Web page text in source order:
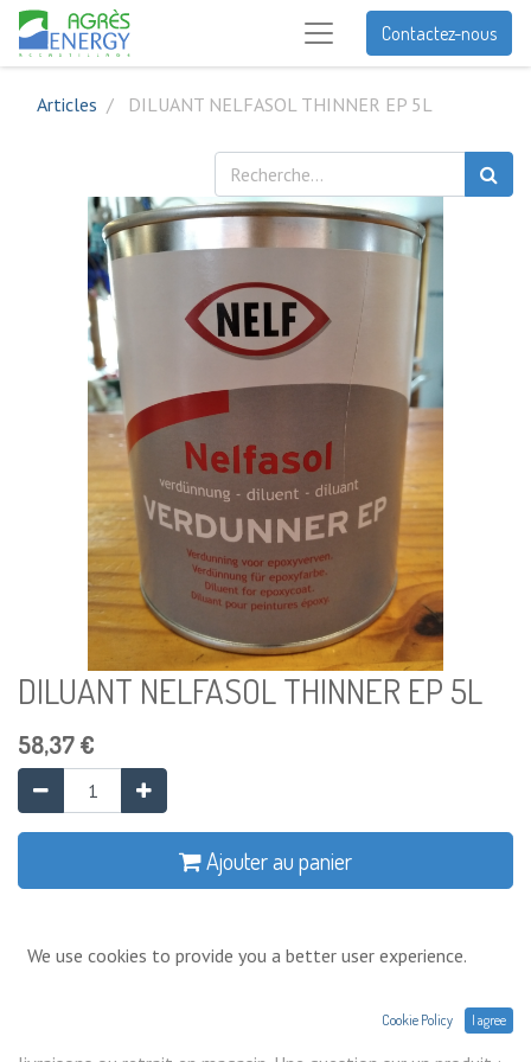
Contactez-nous
Articles DILUANT NELFASOL THINNER EP 5L
DILUANT NELFASOL THINNER EP 5L
58,37€
Ajouter au panier
Prix exprimés Hors TVA. Expéditions,
We use cookies to provide you a better user experience.
Cookie Policy I agree